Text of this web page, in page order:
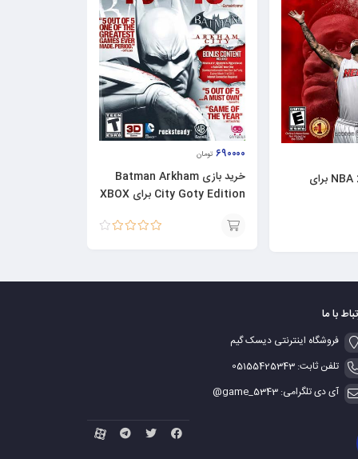
خرید بازی NBA 2k14 برای
۶۹۰۰۰۰ تومان
خرید بازی Batman Arkham
City Goty Edition برای XBOX
با ما
فروشگاه اینترنتی دیسک گیم
تلفن ثابت: 05155425343
آی دی تلگرامی: game_5343@